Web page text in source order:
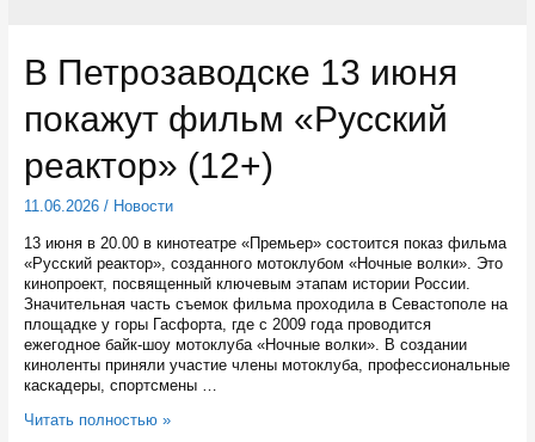
В Петрозаводске 13 июня
покажут фильм «Русский
реактор» (12+)
11.06.2026/ Новости
13 июня в 20.00 в кинотеатре «Премьер» состоится показ фильма
«Русский реактор», созданного мотоклубом «Ночные волки». Это
кинопроект, посвященный ключевым этапам истории России.
Значительная часть съемок фильма проходила в Севастополе на
площадке у горы Гасфорта, где с 2009 года проводится
ежегодное байк-шоу мотоклуба «Ночные волки». В создании
киноленты приняли участие члены мотоклуба, профессиональные
каскадеры, спортсмены …
В
Читать полностью »